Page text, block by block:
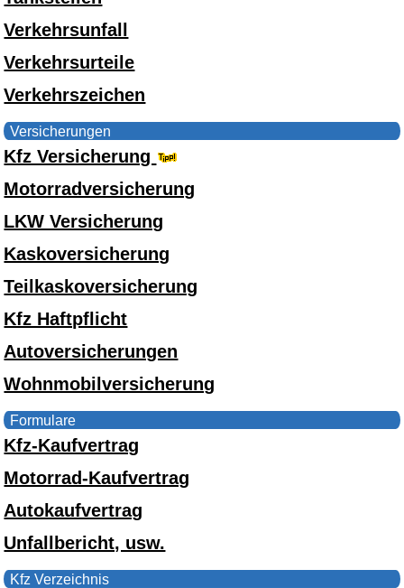
Verkehrsunfall
Verkehrsurteile
Verkehrszeichen
Versicherungen
Kfz Versicherung
Motorradversicherung
LKW Versicherung
Kaskoversicherung
Teilkaskoversicherung
Kfz Haftpflicht
Autoversicherungen
Wohnmobilversicherung
Formulare
Kfz-Kaufvertrag
Motorrad-Kaufvertrag
Autokaufvertrag
Unfallbericht, usw.
Kfz Verzeichnis